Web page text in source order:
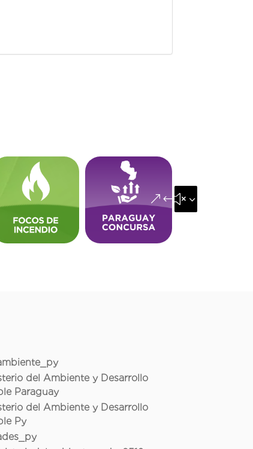
&#x35;
del Ambiente y Desarrollo
Paraguay
del Ambiente y Desarrollo
Py